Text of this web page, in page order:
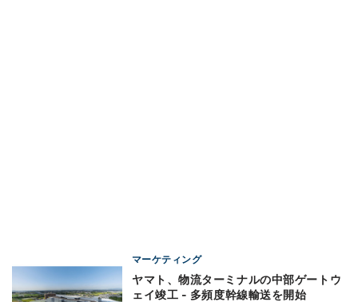
マーケティング
ヤマト、物流ターミナルの中部ゲートウ
ェイ竣工 - 多頻度幹線輸送を開始